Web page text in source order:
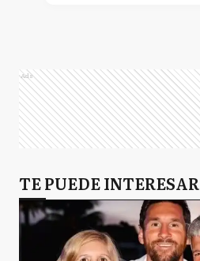
Ads
TE PUEDE INTERESAR